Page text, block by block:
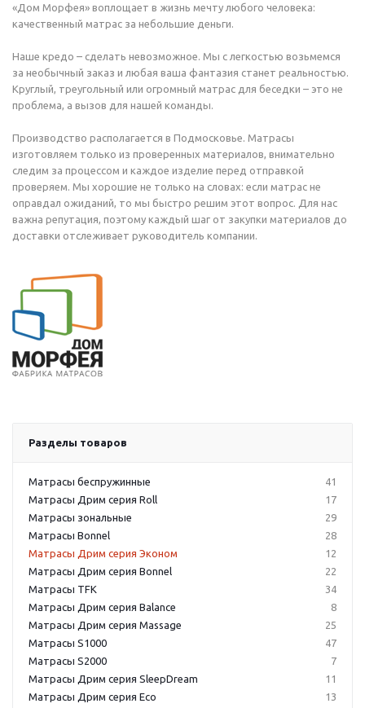
«Дом Морфея» воплощает в жизнь мечту любого человека:
качественный матрас за небольшие деньги.
Наше кредо – сделать невозможное. Мы с легкостью возьмемся
за необычный заказ и любая ваша фантазия станет реальностью.
Круглый, треугольный или огромный матрас для беседки – это не
проблема, а вызов для нашей команды.
Производство располагается в Подмосковье. Матрасы
изготовляем только из проверенных материалов, внимательно
следим за процессом и каждое изделие перед отправкой
проверяем. Мы хорошие не только на словах: если матрас не
оправдал ожиданий, то мы быстро решим этот вопрос. Для нас
важна репутация, поэтому каждый шаг от закупки материалов до
доставки отслеживает руководитель компании.
Разделы товаров
Матрасы беспружинные
41
Матрасы Дрим серия Roll
17
Матрасы зональные
29
Матрасы Bonnel
28
Матрасы Дрим серия Эконом
12
Матрасы Дрим серия Bonnel
22
Матрасы TFK
34
Матрасы Дрим серия Balance
8
Матрасы Дрим серия Massage
25
Матрасы S1000
47
Матрасы S2000
7
Матрасы Дрим серия SleepDream
11
Матрасы Дрим серия Eco
13